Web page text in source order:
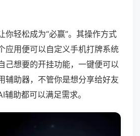
你轻松成为“必赢”。其操作方式
应用便可以自定义手机打牌系统
己想要的开挂功能，一键便可以
辅助器，不管你是想分享给好友
助都可以满足需求。